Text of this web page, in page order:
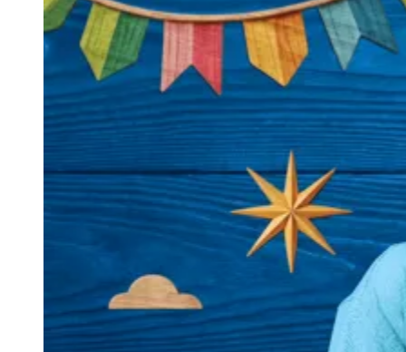
CamargosParque ImperialParque Santa LuziaParque Viana
Pirapora
do Bom JesusRecanto Phrynéa Santana de
Parnaíba
Silveira Tamboré Vale do Sol Vila BarrosVila Boa Vista
Vila
Vila Engenho Novo Vila Márcia Vila Nossa Sra. da
Escada
Vila PortoVotupoca
Para Sua Empresa
Anuncie no Portal
Publicidade Legal
Negócios Regionais
Parques & Represas
Cidades da Região
Santana de Parnaíba OsascoCarapicuíbaJandira ItapeviCotia
Pirapora
do Bom JesusAraçariguamaCajamar Caieiras
Franco da